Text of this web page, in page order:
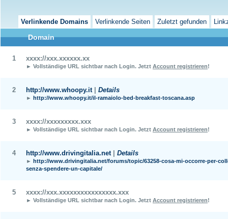
Verlinkende Domains Verlinkende Seiten Zuletzt gefunden
Domain
1 xxxx://xxx.xxxxxx.xx
► Vollständige URL sichtbar nach Login. Jetzt Account registrieren!
2 http://www.whoopy.it Details
► http://www.whoopy.it/il-ramaiolo-bed-breakfast-toscana.asp
3 xxxx://xxxxxxxxx.xxx
► Vollständige URL sichtbar nach Login. Jetzt Account registrieren!
4 http://www.drivingitalia.net Details
► http://www.drivingitalia.net/forums/topic/63258-cosa-mi-occorre-per-
senza-spendere-un-capitale/
5 xxxx://xxx.xxxxxxxxxxxxxxxx.xxx
► Vollständige URL sichtbar nach Login. Jetzt Account registrieren!